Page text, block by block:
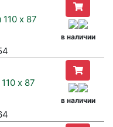
х 87
в наличии
х 87
в наличии